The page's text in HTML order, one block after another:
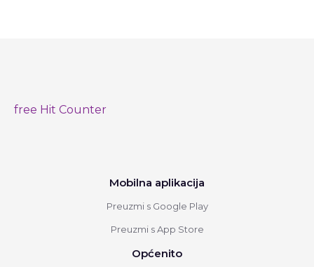
free Hit Counter
Mobilna aplikacija
Preuzmi s Google Play
Preuzmi s App Store
Općenito